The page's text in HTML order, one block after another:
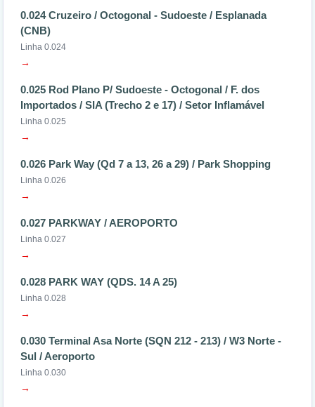
0.024 Cruzeiro / Octogonal - Sudoeste / Esplanada
(CNB)
Linha 0.024
→
0.025 Rod Plano P/ Sudoeste - Octogonal / F. dos
Importados / SIA (Trecho 2 e 17) / Setor Inflamável
Linha 0.025
→
0.026 Park Way (Qd 7 a 13, 26 a 29) / Park Shopping
Linha 0.026
→
0.027 PARKWAY / AEROPORTO
Linha 0.027
→
0.028 PARK WAY (QDS. 14 A 25)
Linha 0.028
→
0.030 Terminal Asa Norte (SQN 212 - 213) / W3 Norte -
Sul / Aeroporto
Linha 0.030
→